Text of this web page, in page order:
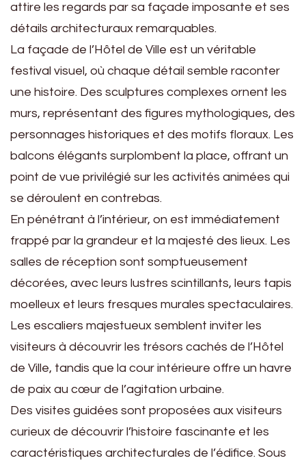
attire les regards par sa façade imposante et ses
détails architecturaux remarquables.
La façade de l’Hôtel de Ville est un véritable
festival visuel, où chaque détail semble raconter
une histoire. Des sculptures complexes ornent les
murs, représentant des figures mythologiques, des
personnages historiques et des motifs floraux. Les
balcons élégants surplombent la place, offrant un
point de vue privilégié sur les activités animées qui
se déroulent en contrebas.
En pénétrant à l’intérieur, on est immédiatement
frappé par la grandeur et la majesté des lieux. Les
salles de réception sont somptueusement
décorées, avec leurs lustres scintillants, leurs tapis
moelleux et leurs fresques murales spectaculaires.
Les escaliers majestueux semblent inviter les
visiteurs à découvrir les trésors cachés de l’Hôtel
de Ville, tandis que la cour intérieure offre un havre
de paix au cœur de l’agitation urbaine.
Des visites guidées sont proposées aux visiteurs
curieux de découvrir l’histoire fascinante et les
caractéristiques architecturales de l’édifice. Sous